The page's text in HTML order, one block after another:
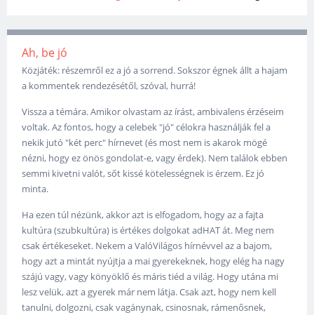
Ah, be jó
Közjáték: részemről ez a jó a sorrend. Sokszor égnek állt a hajam
a kommentek rendezésétől, szóval, hurrá!
Vissza a témára. Amikor olvastam az írást, ambivalens érzéseim
voltak. Az fontos, hogy a celebek "jó" célokra használják fel a
nekik jutó "két perc" hírnevet (és most nem is akarok mögé
nézni, hogy ez önös gondolat-e, vagy érdek). Nem találok ebben
semmi kivetni valót, sőt kissé kötelességnek is érzem. Ez jó
minta.
Ha ezen túl nézünk, akkor azt is elfogadom, hogy az a fajta
kultúra (szubkultúra) is értékes dolgokat adHAT át. Meg nem
csak értékeseket. Nekem a ValóVilágos hírnévvel az a bajom,
hogy azt a mintát nyújtja a mai gyerekeknek, hogy elég ha nagy
szájú vagy, vagy könyöklő és máris tiéd a világ. Hogy utána mi
lesz velük, azt a gyerek már nem látja. Csak azt, hogy nem kell
tanulni, dolgozni, csak vagánynak, csinosnak, rámenősnek,